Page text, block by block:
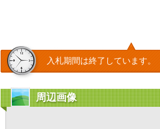
入札期間は終了しています。
周辺画像